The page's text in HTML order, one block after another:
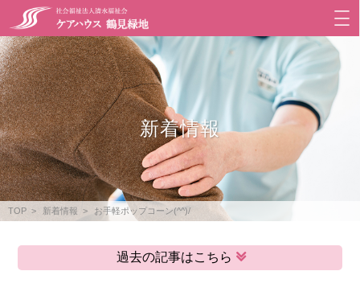
新着情報
TOP 新着情報 お手軽ポップコーン(^^)/
過去の記事はこちら